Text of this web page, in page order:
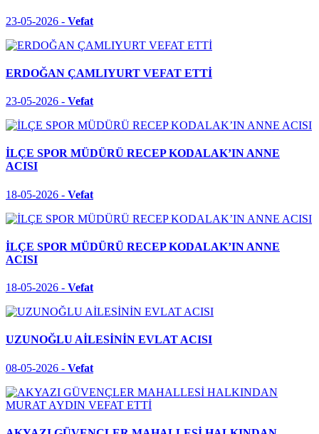
23-05-2026 - Vefat
ERDOĞAN ÇAMLIYURT VEFAT ETTİ
23-05-2026 - Vefat
İLÇE SPOR MÜDÜRÜ RECEP KODALAK’IN ANNE
ACISI
18-05-2026 - Vefat
İLÇE SPOR MÜDÜRÜ RECEP KODALAK’IN ANNE
ACISI
18-05-2026 - Vefat
UZUNOĞLU AİLESİNİN EVLAT ACISI
08-05-2026 - Vefat